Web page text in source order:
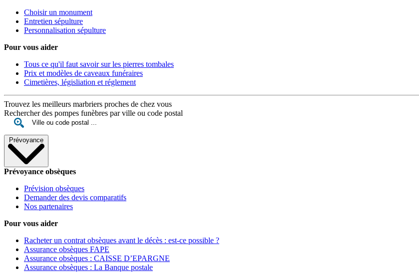
Choisir un monument
Entretien sépulture
Personnalisation sépulture
Pour vous aider
Tous ce qu'il faut savoir sur les pierres tombales
Prix et modèles de caveaux funéraires
Cimetières, législiation et réglement
Trouvez les meilleurs marbriers proches de chez vous
Rechercher des pompes funèbres par ville ou code postal
Prévoyance
Prévoyance obsèques
Prévision obsèques
Demander des devis comparatifs
Nos partenaires
Pour vous aider
Racheter un contrat obsèques avant le décès : est-ce possible ?
Assurance obsèques FAPE
Assurance obsèques : CAISSE D’EPARGNE
Assurance obsèques : La Banque postale